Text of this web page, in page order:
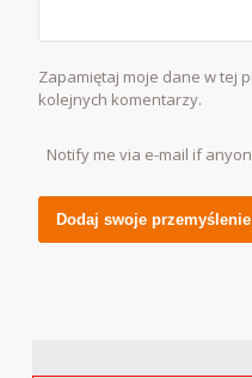
Zapamiętaj moje dane w tej
kolejnych komentarzy.
Notify me via e-mail if